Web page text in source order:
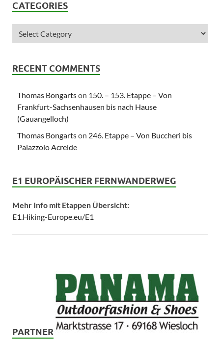
CATEGORIES
RECENT COMMENTS
Thomas Bongartson 150. – 153. Etappe – Von
Frankfurt-Sachsenhausen bis nach Hause
(Gauangelloch)
Thomas Bongartson 246. Etappe – Von Buccheri bis
Palazzolo Acreide
E1 EUROPÄISCHER FERNWANDERWEG
Mehr Info mit Etappen Übersicht:
E1.Hiking-Europe.eu/E1
PARTNER